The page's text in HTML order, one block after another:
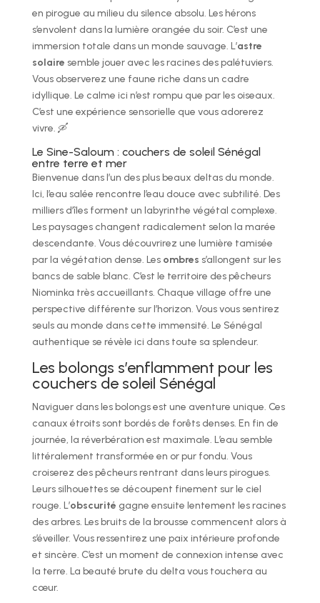
en pirogue au milieu du silence absolu. Les hérons
s’envolent dans la lumière orangée du soir. C’est une
immersion totale dans un monde sauvage. L’astre
solaire semble jouer avec les racines des palétuviers.
Vous observerez une faune riche dans un cadre
idyllique. Le calme ici n’est rompu que par les oiseaux.
C’est une expérience sensorielle que vous adorerez
vivre. 🛶
Le Sine-Saloum : couchers de soleil Sénégal
entre terre et mer
Bienvenue dans l’un des plus beaux deltas du monde.
Ici, l’eau salée rencontre l’eau douce avec subtilité. Des
milliers d’îles forment un labyrinthe végétal complexe.
Les paysages changent radicalement selon la marée
descendante. Vous découvrirez une lumière tamisée
par la végétation dense. Les ombres s’allongent sur les
bancs de sable blanc. C’est le territoire des pêcheurs
Niominka très accueillants. Chaque village offre une
perspective différente sur l’horizon. Vous vous sentirez
seuls au monde dans cette immensité. Le Sénégal
authentique se révèle ici dans toute sa splendeur.
Les bolongs s’enflamment pour les
couchers de soleil Sénégal
Naviguer dans les bolongs est une aventure unique. Ces
canaux étroits sont bordés de forêts denses. En fin de
journée, la réverbération est maximale. L’eau semble
littéralement transformée en or pur fondu. Vous
croiserez des pêcheurs rentrant dans leurs pirogues.
Leurs silhouettes se découpent finement sur le ciel
rouge. L’obscurité gagne ensuite lentement les racines
des arbres. Les bruits de la brousse commencent alors à
s’éveiller. Vous ressentirez une paix intérieure profonde
et sincère. C’est un moment de connexion intense avec
la terre. La beauté brute du delta vous touchera au
cœur.